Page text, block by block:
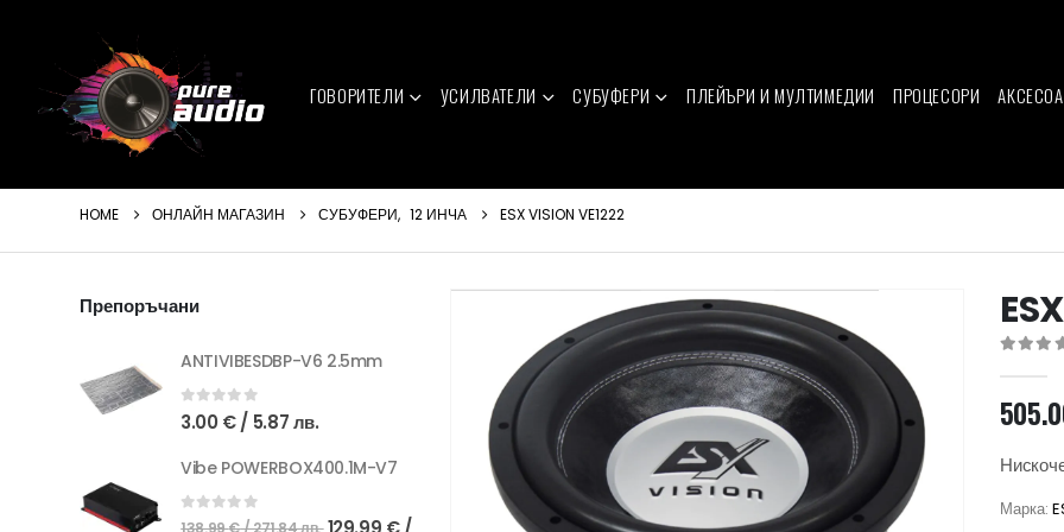
ГОВОРИТЕЛИ УСИЛВАТЕЛИ СУБУФЕРИ ПЛЕЙЪРИ И МУЛТИМЕДИИ ПРОЦЕСОРИ
HOME ОНЛАЙН МАГАЗИН СУБУФЕРИ, 12 ИНЧА ESX VISION VE1222
Марка:
Препоръчани
ANTIVIBESDBP-V6 2.5mm
0out of 5
3.00 €/ 5.87 лв.
Vibe POWERBOX400.1M-V7
0out of 5
138.99€/ 271.84 лв.Original